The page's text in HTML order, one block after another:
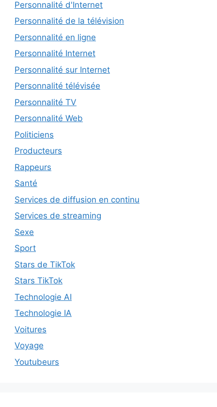
Personnalité d'Internet
Personnalité de la télévision
Personnalité en ligne
Personnalité Internet
Personnalité sur Internet
Personnalité télévisée
Personnalité TV
Personnalité Web
Politiciens
Producteurs
Rappeurs
Santé
Services de diffusion en continu
Services de streaming
Sexe
Sport
Stars de TikTok
Stars TikTok
Technologie AI
Technologie IA
Voitures
Voyage
Youtubeurs